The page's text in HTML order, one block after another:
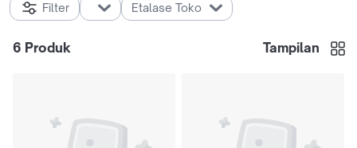
Filter Etalase Toko
6 Produk Tampilan